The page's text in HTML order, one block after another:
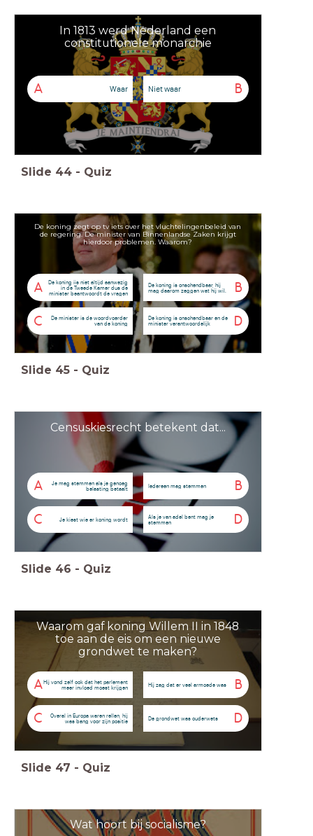
In 1813 werd Nederland een
constitutionele monarchie
A Waar B
Niet waar
Slide 44 - Quiz
De koning zegt op tv iets over het vluchtelingenbeleid van
de regering. De minister van Binnenlandse Zaken krijgt
hierdoor problemen. Waarom?
A
De koning iis niet altijd aanwezig
in de Tweede Kamer dus de
minister beantwoordt de vragen
B
De koning is onschendbaar, hij
mag daarom zeggen wat hij wil.
C
De minister is de woordvoerder
van de koning
D
De koning is onschendbaar en de
minister verantwoordelijk
Slide 45 - Quiz
Censuskiesrecht betekent dat...
A
Je mag stemmen als je genoeg
belasting betaalt
B
Iedereen mag stemmen
C Je kiest wie er koning wordt D
Als je van adel bent mag je
stemmen
Slide 46 - Quiz
Waarom gaf koning Willem II in 1848
toe aan de eis om een nieuwe
grondwet te maken?
AHij vond zelf ook dat het parlement
meer invloed moest krijgen
B
Hij zag dat er veel armoede was
C
Overal in Europa waren rellen, hij
was bang voor zijn positie
D
De grondwet was ouderwets
Slide 47 - Quiz
Wat hoort bij socialisme?